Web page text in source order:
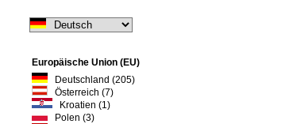
Europäische Union (EU)
Deutschland (205)
Österreich (7)
Kroatien (1)
Polen (3)